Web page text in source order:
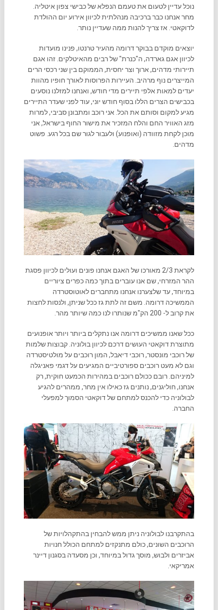
נוכל עדיין לטעום את טעמם הנפלא של כבישי צפון איטליה.
מחר אנחנו כבר ברכיבה מנהלתית לכיוון אירוע יום ההולדת
לדוקאטי. אז צריך להנות ממה שעדיין נותר.
יוצאים מוקדם בבוקר דרומה מהעיר טרנטו, פנינו מועדות
לכיוון אגם גארדה, ה"כנרת" של רבים מהאיטלקים. זהו אגם
תיירותי מדהים, ארוך וצר יחסית, הממוקם בין שני רכסי הרים
המייצרים נוף מרהיב. העיירות הפרוסות לאורך חופיו מהוות
יעדים למאות אלפי תיירים מדי חודש, ואנחנו למזלנו נוסעים
בכבישים הצרים הללו בסוף חודש יוני, עוד לפני שעדר התיירים
מגיע למקום וסותם את הכל. אני רוכב ומתבונן סביבי, למרות
מזג האוויר החם והלח המזכיר את מישור החוף בישראל, אני
מוכן לקחת מזוודה (ואופנוע) ולעבור לגור שם בכל רגע. פשוט
מדהים.
לקראת 2/3 מאורכו של האגם אנחנו פונים ועולים לכיוון פסגת
ההר המזרחי, שם אנו עוברים בתוך כמה כפרים ציוריים
במיוחד, עד שלצערנו אנחנו מתחברים לאוטוסטרדה
הממשיכה דרומה. משם זה לתת גז ככל שניתן, ולנסות לחצות
את קרוב ל- 200 הק"מ שנותרו לנו כמה שיותר מהר.
ככל שאנו ממשיכים דרומה אנו נתקלים ביותר ויותר אופנועים
מתוצרת דוקאטי העושים דרכם לכיוון בולוניה. קבוצות שלמות
של רוכבי מונסטר, רוכבי דיאבל, המון רוכבים על מולטיסטרדה
וגם לא מעט רוכבים ספורטיביים המגיעים על דגמי פאניגלה
למיניהם. רובם ככולם רוכבים במהירות הכמעט חוקית, רק
אנחנו, חוליגנים, נותנים גז כאילו אין מחר, ממהרים להגיע
לבולוניה כדי להכנס למתחם של דוקאטי הסמוך למפעלי
החברה.
בהתקרבנו לבולוניה ניתן ממש להבחין בהתקהלויות של
הרוכבים השונים, כולם מתנקזים למתחם הכולל חנויות
אביזרים ולבוש, מוסך גדול במיוחד, וכן מסעדה בסגנון דיינר
אמריקאי.